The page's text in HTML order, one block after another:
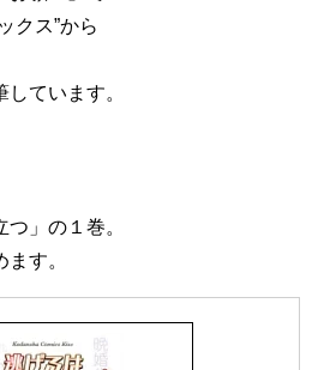
クス”から
ています。
つ」の１巻。
す。